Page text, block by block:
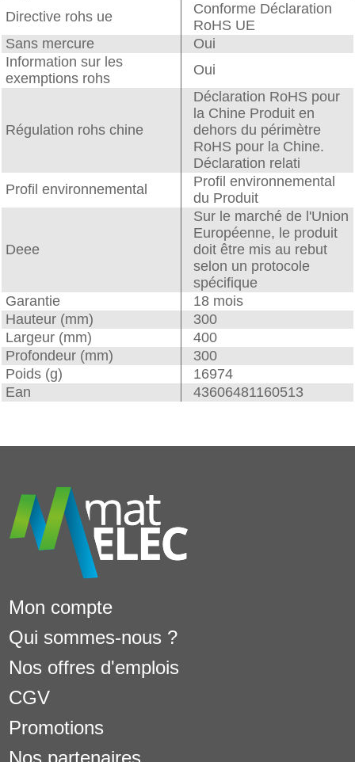
Directive rohs ue
Conforme Déclaration
RoHS UE
Sans mercure
Oui
Information sur les
exemptions rohs
Oui
Régulation rohs chine
Déclaration RoHS pour
la Chine Produit en
dehors du périmètre
RoHS pour la Chine.
Déclaration relati
Profil environnemental
Profil environnemental
du Produit
Deee
Sur le marché de l'Union
Européenne, le produit
doit être mis au rebut
selon un protocole
spécifique
Garantie
18 mois
Hauteur (mm)
300
Largeur (mm)
400
Profondeur (mm)
300
Poids (g)
16974
Ean
43606481160513
Mon compte
Qui sommes-nous ?
Nos offres d'emplois
CGV
Promotions
Nos partenaires